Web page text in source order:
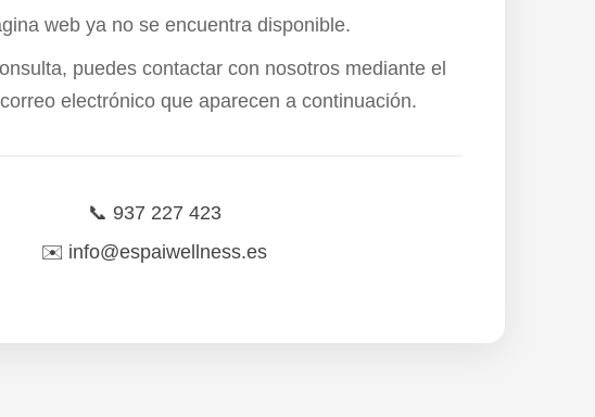
web ya no se encuentra disponible.
puedes contactar con nosotros mediante el
electrónico que aparecen a continuación.
📞 937 227 423
✉️ info@espaiwellness.es